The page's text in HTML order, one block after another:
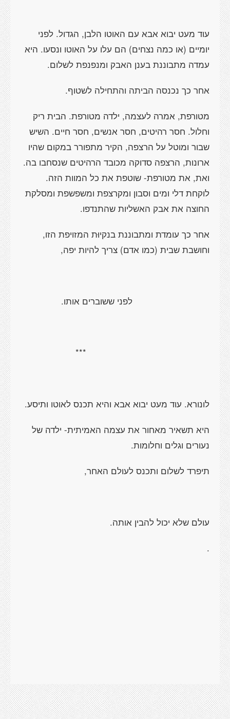
עוד מעט יבוא אבא עם האוטו הלבן, הגדול. לפני
יומיים (או כמה נצחים) הם עלו על האוטו ונסעו. היא
עמדה מתבוננת בענן האבק ומנפנפת לשלום.
אחר כך נכנסה הביתה והתחילה לשטוף.
מטורפת, אמרה לעצמה, ילדה מטורפת. הבית ריק
וחלול. חסר רהיטים, חסר אנשים, חסר חיים. השיש
שבור ומוטל על הרצפה, הקיר מתפורר במקום שהיו
ארונות, הרצפה סדוקה מכובד הרהיטים שנסחבו בה.
ואת, את מטורפת- שוטפת את כל המוות הזה.
לוקחת דלי ומים וסבון ומקרצפת ומשפשפת ומסלקת
החוצה את אבק האשליות שהתנדפו.
אחר כך עומדת ומתבוננת בנקיוּת המזויפת הזו,
וחושבת שבית (כמו אדם) צריך להיות יפה,
לפני ששוברים אותו.
***
לונורא. עוד מעט יבוא אבא והיא תכנס לאוטו ותיסע.
היא תשאיר מאחור את עצמה האמיתית- ילדה של
נעורים וגלים וחלומות.
תיפרד לשלום ותכנס לעולם האחר,
עולם שלא יכול להבין אותה.
.